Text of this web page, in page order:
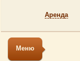
Аренда
Меню